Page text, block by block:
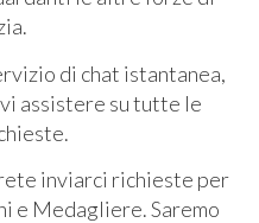
di chat istantanea,
assistere su tutte le
inviarci richieste per
e Medagliere. Saremo